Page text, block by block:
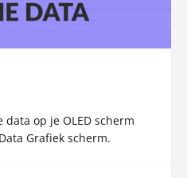
op je OLED scherm
Grafiek scherm.